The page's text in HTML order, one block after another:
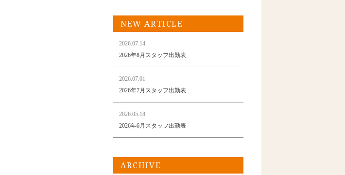
NEW ARTICLE
2026.07.14
2026年8月スタッフ出勤表
2026.07.01
2026年7月スタッフ出勤表
2026.05.18
2026年6月スタッフ出勤表
ARCHIVE